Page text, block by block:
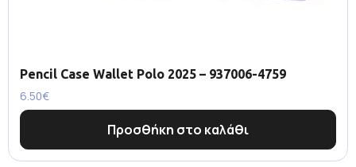
Pencil Case Wallet Polo 2025 – 937006-4759
6.50€
Προσθήκη στο καλάθι